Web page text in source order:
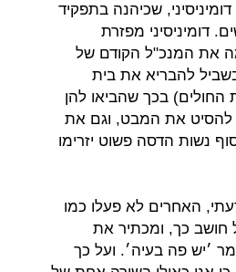
שכיהנה בתפקיד
דומיניסיני מפזרת
את המנכ"ל הקודם של
להבריא את בית
בכך שהביאו להן
להסיט את המבט, וגם את
נשות הדסה פשוט יזרימו
האחרים לא פעלו כמו
חושב כך, ומכתיר את
׳יש פה בעיה׳. ועל כך